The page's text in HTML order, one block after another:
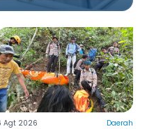
Agt 2026 Daerah